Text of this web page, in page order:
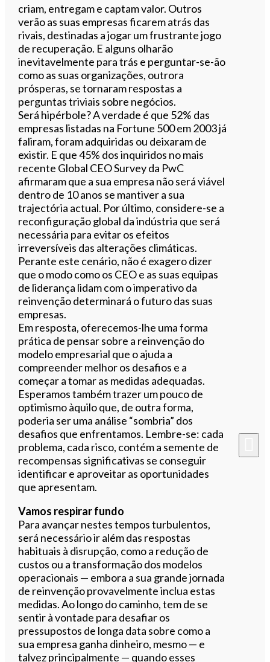
criam, entregam e captam valor. Outros
verão as suas empresas ficarem atrás das
rivais, destinadas a jogar um frustrante jogo
de recuperação. E alguns olharão
inevitavelmente para trás e perguntar-se-ão
como as suas organizações, outrora
prósperas, se tornaram respostas a
perguntas triviais sobre negócios.
Será hipérbole? A verdade é que 52% das
empresas listadas na Fortune 500 em 2003 já
faliram, foram adquiridas ou deixaram de
existir. E que 45% dos inquiridos no mais
recente Global CEO Survey da PwC
afirmaram que a sua empresa não será viável
dentro de 10 anos se mantiver a sua
trajectória actual. Por último, considere-se a
reconfiguração global da indústria que será
necessária para evitar os efeitos
irreversíveis das alterações climáticas.
Perante este cenário, não é exagero dizer
que o modo como os CEO e as suas equipas
de liderança lidam com o imperativo da
reinvenção determinará o futuro das suas
empresas.
Em resposta, oferecemos-lhe uma forma
prática de pensar sobre a reinvenção do
modelo empresarial que o ajuda a
compreender melhor os desafios e a
começar a tomar as medidas adequadas.
Esperamos também trazer um pouco de
optimismo àquilo que, de outra forma,
poderia ser uma análise “sombria” dos
desafios que enfrentamos. Lembre-se: cada
problema, cada risco, contém a semente de
recompensas significativas se conseguir
identificar e aproveitar as oportunidades
que apresentam.
Vamos respirar fundo
Para avançar nestes tempos turbulentos,
será necessário ir além das respostas
habituais à disrupção, como a redução de
custos ou a transformação dos modelos
operacionais — embora a sua grande jornada
de reinvenção provavelmente inclua estas
medidas. Ao longo do caminho, tem de se
sentir à vontade para desafiar os
pressupostos de longa data sobre como a
sua empresa ganha dinheiro, mesmo — e
talvez principalmente — quando esses